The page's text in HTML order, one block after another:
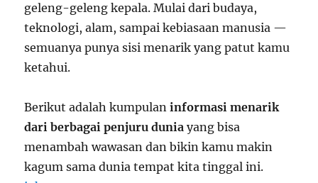
geleng-geleng kepala. Mulai dari budaya,
teknologi, alam, sampai kebiasaan manusia —
semuanya punya sisi menarik yang patut kamu
ketahui.
Berikut adalah kumpulaninformasi menarik
dari berbagai penjuru dunia yang bisa
menambah wawasan dan bikin kamu makin
kagum sama dunia tempat kita tinggal ini.